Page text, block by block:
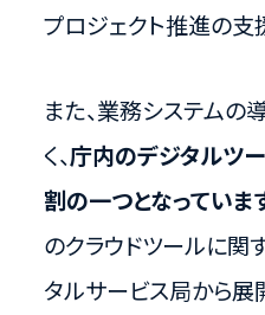
プロジェクト推進の支
また、業務システムの
く、庁内のデジタルツ
割の一つとなっていま
のクラウドツールに関
タルサービス局から